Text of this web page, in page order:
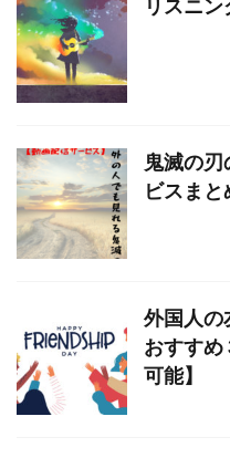
リスニ
鬼滅の
ビスまと
外国人の
おすすめ
可能】